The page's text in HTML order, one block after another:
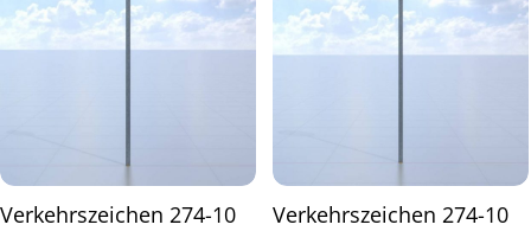
Verkehrszeichen 274-10
Verkehrszeichen 274-10